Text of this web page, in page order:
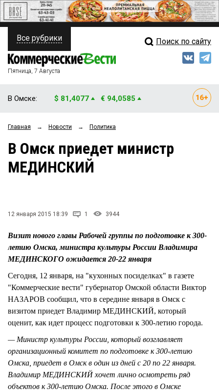
ПОЛИТИКА
ФИНАНСЫ
ОБЩЕСТВО
ЗАКОН
НОВОСТИ КОМПАНИЙ
СТИЛЬ ЖИЗНИ
Свежий выпуск
Рейтинги
Все рубрики Поиск по сайту
Пятница, 7 Августа
В Омске: $ 81,4077 € 94,0585
Главная → Новости → Политика
В Омск приедет министр
МЕДИНСКИЙ
12 января 2015 18:39 1 3944
Визит нового главы Рабочей группы по подготовке к 300-
летию Омска, министра культуры России Владимира
МЕДИНСКОГО ожидается 20-22 января
Сегодня, 12 января, на "кухонных посиделках" в газете
"Коммерческие вести" губернатор Омской области Виктор
НАЗАРОВ сообщил, что в середине января в Омск с
визитом приедет Владимир МЕДИНСКИЙ, который
оценит, как идет процесс подготовки к 300-летию города.
— Министр культуры России, который возглавляет
организационный комитет по подготовке к 300-летию
Омска, приедет в Омск в один из дней с 20 по 22 января.
Владимир МЕДИНСКИЙ хочет лично осмотреть ряд
объектов к 300-летию Омска. После этого в Омске